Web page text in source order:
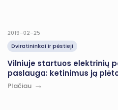
2019-02-25
Dviratininkai ir pėstieji
Vilniuje startuos elektrinių
paslauga: ketinimus ją
Plačiau